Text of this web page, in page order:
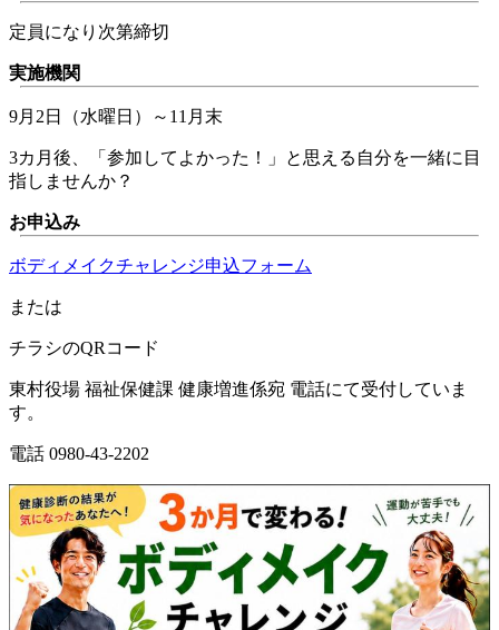
定員になり次第締切
実施機関
9月2日（水曜日）～11月末
3カ月後、「参加してよかった！」と思える自分を一緒に目
指しませんか？
お申込み
ボディメイクチャレンジ申込フォーム
または
チラシのQRコード
東村役場 福祉保健課 健康増進係宛 電話にて受付していま
す。
電話 0980-43-2202